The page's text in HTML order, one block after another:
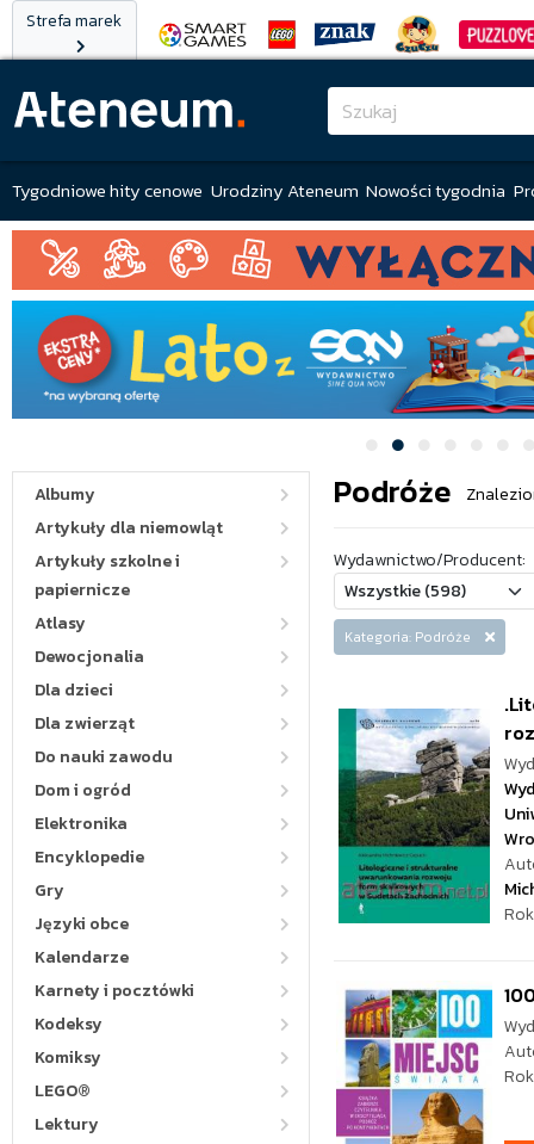
Strefa marek
Tygodniowe hity cenowe Urodziny Ateneum Nowości tygodnia
Albumy
Artykuły dla niemowląt
Artykuły szkolne i
papiernicze
Atlasy
Dewocjonalia
Dla dzieci
Dla zwierząt
Do nauki zawodu
Dom i ogród
Elektronika
Encyklopedie
Gry
Języki obce
Kalendarze
Karnety i pocztówki
Kodeksy
Komiksy
LEGO®
Lektury
Podróże
Wydawnictwo/Producent:
Kategoria: Podróże